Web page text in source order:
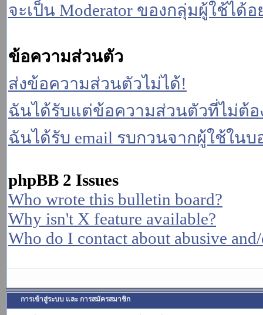
จะเป็น Moderator ของกลุ่มผู้ใช้ได้อ
ข้อความส่วนตัว
ส่งข้อความส่วนตัวไม่ได้!
ฉันได้รับแต่ข้อความส่วนตัวที่ไม่ต้อ
ฉันได้รับ email รบกวนจากผู้ใช้ใน
phpBB 2 Issues
Who wrote this bulletin board?
Why isn't X feature available?
Who do I contact about abusive
การเข้าสู่ระบบ และ การสมัครสมาชิก